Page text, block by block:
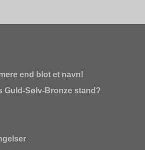
end blot et navn!
Guld-Sølv-Bronze stand?